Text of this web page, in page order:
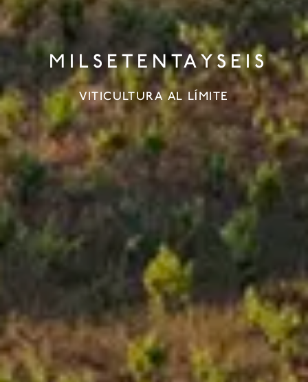
MILSETENTAYSEIS
VITICULTURA AL LÍMITE